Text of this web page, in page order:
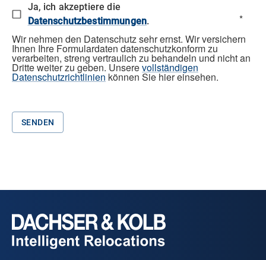
Ja, ich akzeptiere die
Datenschutzbestimmungen.
*
Wir nehmen den Datenschutz sehr ernst. Wir versichern
Ihnen Ihre Formulardaten datenschutzkonform zu
verarbeiten, streng vertraulich zu behandeln und nicht an
Dritte weiter zu geben. Unserevollständigen
Datenschutzrichtlinien können Sie hier einsehen.
SENDEN